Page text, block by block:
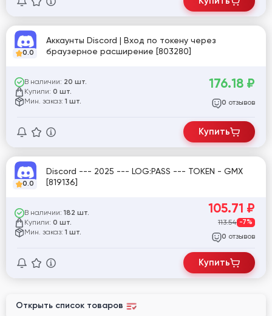
0.0
Аккаунты Discord | Вход по токену через
браузерное расширение [803280]
В наличии: 20 шт.
Купили: 0 шт.
Мин. заказ: 1 шт.
176.18 ₽
0 отзывов
Купить
0.0
Discord --- 2025 --- LOG:PASS --- TOKEN - GMX
[819136]
В наличии: 182 шт.
Купили: 0 шт.
Мин. заказ: 1 шт.
105.71 ₽
113.54 -7%
0 отзывов
Купить
Открыть список товаров